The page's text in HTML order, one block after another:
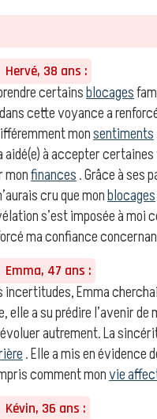
Hervé, 38 ans :
certainsblocages
cette voyance a
monsentiments
aidé(e) à accepter
finances. Grâce à ses
cru que monblocages
s’est imposée à
ma confiance
Emma, 47 ans :
incertitudes, Emma
elle a su prédire l’avenir de
autrement. La
. Elle a mis en évidence
comment monvie
Kévin, 36 ans :